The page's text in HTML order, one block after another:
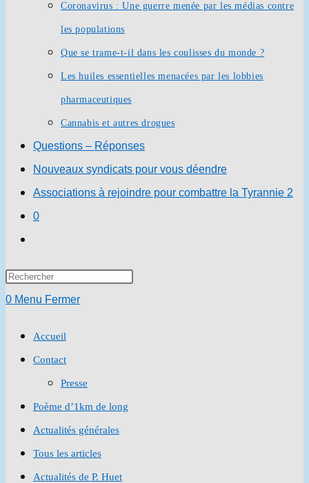
Coronavirus : Une guerre menée par les médias contre
les populations
Que se trame-t-il dans les coulisses du monde ?
Les huiles essentielles menacées par les lobbies
pharmaceutiques
Cannabis et autres drogues
Questions – Réponses
Nouveaux syndicats pour vous déendre
Associations à rejoindre pour combattre la Tyrannie 2
0
search
Press
0 Menu Fermer
Accueil
Contact
Presse
Poème d’1km de long
Actualités générales
Tous les articles
Actualités de P. Huet